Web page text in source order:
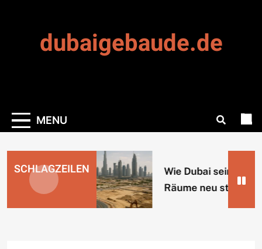
dubaigebaude.de
MENU
SCHLAGZEILEN
Wie Dubai seine
Räume neu